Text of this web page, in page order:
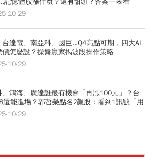
10-29
台達電、南亞科、國巨...Q4高點可期，四大AI
價怎麼設？操盤贏家揭波段操作策略
10-29
、鴻海、廣達誰最有機會「再漲100元」？台
還能進場？郭哲榮點名2飆股：看到1訊號「用
10-29